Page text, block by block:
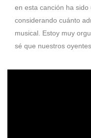
en esta canción ha
considerando cuánto
musical. Estoy muy
sé que nuestros